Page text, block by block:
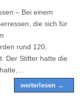
– Bei einem
die sich für
rund 120,
Der Stifter hatte die
weiterlesen →